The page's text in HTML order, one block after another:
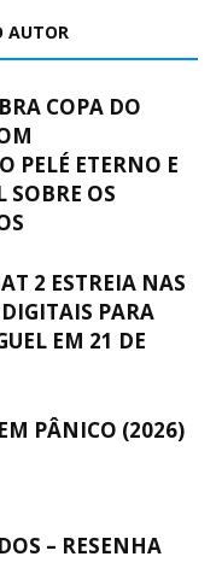
AUTOR
COPA DO
PELÉ ETERNO E
SOBRE OS
2 ESTREIA NAS
PARA
EM 21 DE
PÂNICO (2026)
– RESENHA